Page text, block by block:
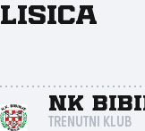
Lisica
NK
TRENUTNI KLUB